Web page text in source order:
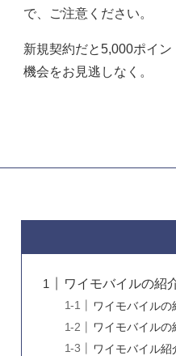
で、ご注意ください。
新規契約だと5,000ポイ
機会をお見逃しなく。
ワイモバイルの紹
ワイモバイルの
ワイモバイル
ワイモバイル